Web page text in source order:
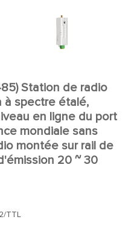
Station de radio
à spectre étalé,
en ligne du port
mondiale sans
montée sur rail de
20 ~ 30
TTL